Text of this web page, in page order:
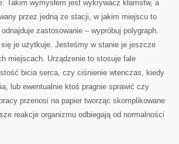
wymysłem jest wykrywacz kłamstw, a
przez jedną ze stacji, w jakim miejscu to
zastosowanie – wypróbuj polygraph.
je użytkuje. Jesteśmy w stanie je jeszcze
miejscach. Urządzenie to stosuje fale
bicia serca, czy ciśnienie wtenczas, kiedy
lub ewentualnie ktoś pragnie sprawić czy
przenosi na papier tworząc skomplikowane
reakcje organizmu odbiegają od normalności